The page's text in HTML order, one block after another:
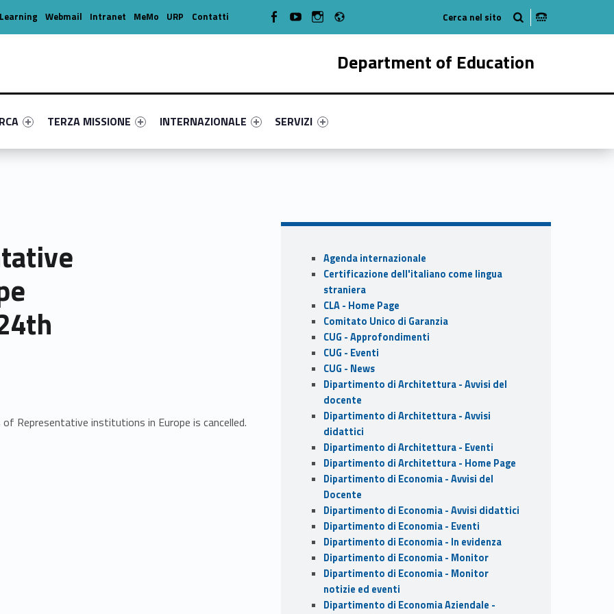
Department of Education
primary-45129-16
#link-menu-primary-24222-39
Link identifier #link-menu-primary-36717-49
TERZA MISSIONE
Link identifier #link-menu-primary-26991-55
INTERNAZIONALE
Link identifier #link-menu-primary-63006-62
SERVIZI
Webmail Intranet MeMo URP Contatti WebMan on FacebookWebMan on YoutubeWebMan on Instagram
Representative institutions in Europe is cancelled.
Sidebar
Agenda internazionale
Certificazione dell'italiano come lingua
straniera
CLA - Home Page
Comitato Unico di Garanzia
CUG - Approfondimenti
CUG - Eventi
CUG - News
Dipartimento di Architettura - Avvisi del
docente
Dipartimento di Architettura - Avvisi
didattici
Dipartimento di Architettura - Eventi
Dipartimento di Architettura - Home Page
Dipartimento di Economia - Avvisi del
Docente
Dipartimento di Economia - Avvisi didattici
Dipartimento di Economia - Eventi
Dipartimento di Economia - In evidenza
Dipartimento di Economia - Monitor
Dipartimento di Economia - Monitor
notizie ed eventi
Dipartimento di Economia Aziendale -